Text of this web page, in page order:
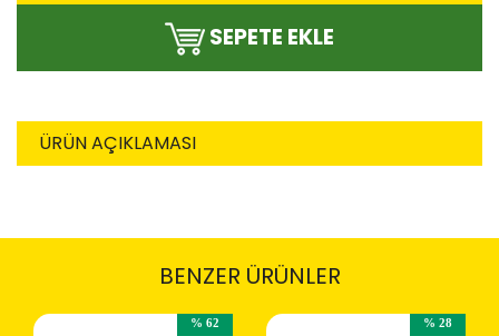
SEPETE EKLE
ÜRÜN AÇIKLAMASI
BENZER ÜRÜNLER
% 62 % 28